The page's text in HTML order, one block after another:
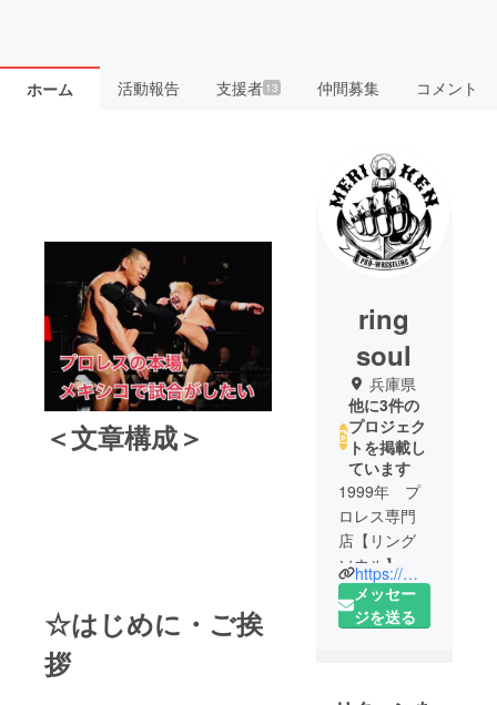
ホーム 活動報告 支援者 13 仲間募集 コメント
＜文章構成＞
☆はじめに・ご挨
拶
ring
soul
兵庫県
他に3件の
プロジェク
トを掲載し
ています
1999年 プ
ロレス専門
店【リング
ソウル】を
神戸元町に
オープン。
https://meripro.themedia.jp
メッセー
ジを送る